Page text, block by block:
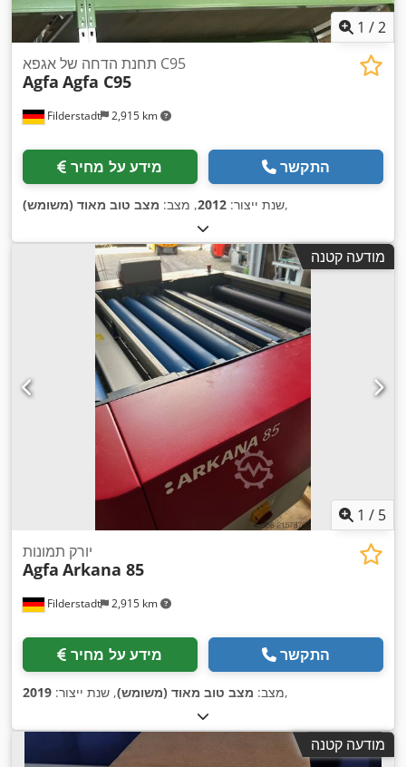
1 /2
Filderstadt 2,915 km
תחנת הדחה של אגפא C95
Agfa Agfa C95
מידע על מחיר התקשר
שנת ייצור: 2012, מצב: מצב טוב מאוד (משומש) ,
מודעה קטנה
1 / 5
Filderstadt 2,915 km
יורק תמונות
Agfa Arkana 85
מידע על מחיר התקשר
מצב: מצב טוב מאוד (משומש), שנת ייצור: 2019 ,
מודעה קטנה